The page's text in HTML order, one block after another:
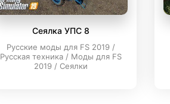
Сеялка УПС 8
Русские моды для FS 2019 /
Русская техника / Моды для FS
2019 / Сеялки